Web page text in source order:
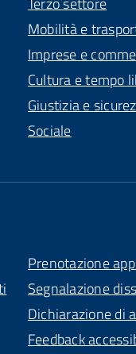
Mobilità e
Imprese e
Cultura e tempo
Giustizia e
Sociale
Prenotazione
Segnalazione
Dichiarazione di
Feedback